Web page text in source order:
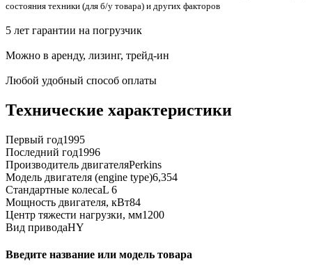
состояния техники (для б/у товара) и других факторов
5 лет гарантии на погрузчик
Можно в аренду, лизинг, трейд-ин
Любой удобный способ оплаты
Технические характеристики
Первый год1995
Последний год1996
Производитель двигателяPerkins
Модель двигателя (engine type)6,354
Стандартные колесаL 6
Мощность двигателя, кВт84
Центр тяжести нагрузки, мм1200
Вид приводаHY
Введите название или модель товара